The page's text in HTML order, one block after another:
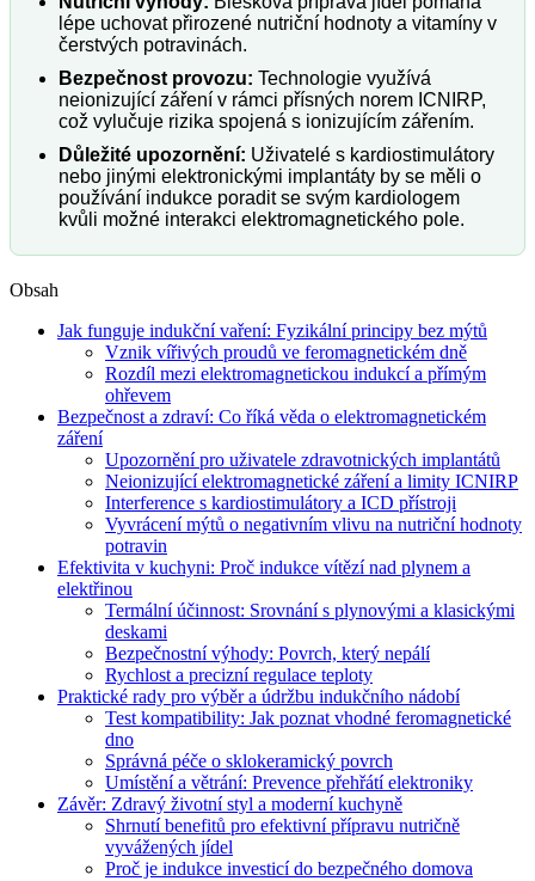
lépe uchovat přirozené nutriční hodnoty a vitamíny v
čerstvých potravinách.
Bezpečnost provozu: Technologie využívá
neionizující záření v rámci přísných norem ICNIRP,
což vylučuje rizika spojená s ionizujícím zářením.
Důležité upozornění: Uživatelé s kardiostimulátory
nebo jinými elektronickými implantáty by se měli o
používání indukce poradit se svým kardiologem
kvůli možné interakci elektromagnetického pole.
Obsah
Jak funguje indukční vaření: Fyzikální principy bez mýtů
Vznik vířivých proudů ve feromagnetickém dně
Rozdíl mezi elektromagnetickou indukcí a přímým
ohřevem
Bezpečnost a zdraví: Co říká věda o elektromagnetickém
záření
Upozornění pro uživatele zdravotnických implantátů
Neionizující elektromagnetické záření a limity ICNIRP
Interference s kardiostimulátory a ICD přístroji
Vyvrácení mýtů o negativním vlivu na nutriční hodnoty
potravin
Efektivita v kuchyni: Proč indukce vítězí nad plynem a
elektřinou
Termální účinnost: Srovnání s plynovými a klasickými
deskami
Bezpečnostní výhody: Povrch, který nepálí
Rychlost a precizní regulace teploty
Praktické rady pro výběr a údržbu indukčního nádobí
Test kompatibility: Jak poznat vhodné feromagnetické
dno
Správná péče o sklokeramický povrch
Umístění a větrání: Prevence přehřátí elektroniky
Závěr: Zdravý životní styl a moderní kuchyně
Shrnutí benefitů pro efektivní přípravu nutričně
vyvážených jídel
Proč je indukce investicí do bezpečného domova